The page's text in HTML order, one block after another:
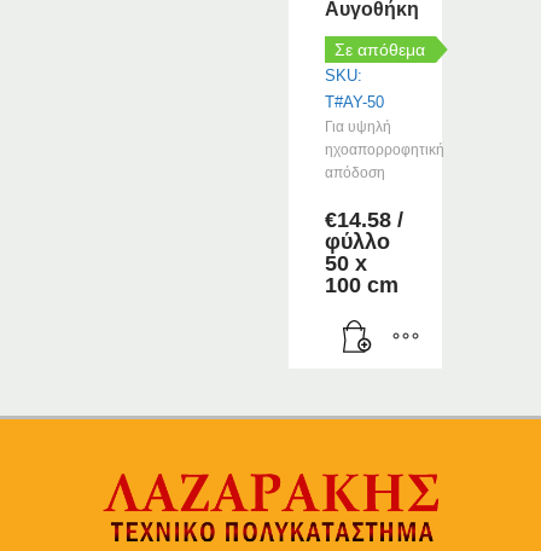
Αυγοθήκη
Σε απόθεμα
SKU:
T#AY-50
Για υψηλή
ηχοαπορροφητική
απόδοση
€14.58 /
φύλλο
50 x
100 cm